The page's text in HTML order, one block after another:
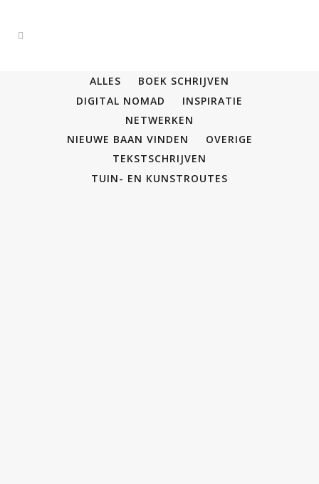
ALLES
BOEK SCHRIJVEN
DIGITAL NOMAD
INSPIRATIE
NETWERKEN
NIEUWE BAAN VINDEN
OVERIGE
TEKSTSCHRIJVEN
TUIN- EN KUNSTROUTES